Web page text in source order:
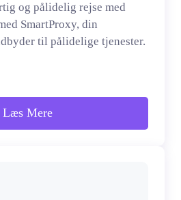
og pålidelig rejse med
SmartProxy, din
til pålidelige tjenester.
Læs Mere